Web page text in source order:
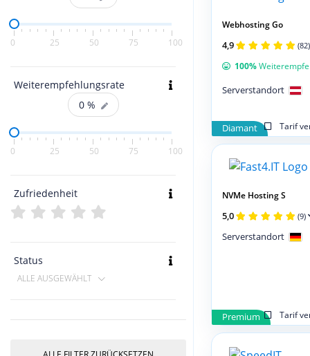
0 25 50 75 100
Weiterempfehlungsrate
0 %
0 25 50 75 100
Zufriedenheit
Status
ALLE AUSGEWÄHLT
Diamant Tarif
Webhosting Go
4,9 (82)
100%
Serverstandort
Premium Tarif
NVMe Hosting S
5,0 (9)
Serverstandort